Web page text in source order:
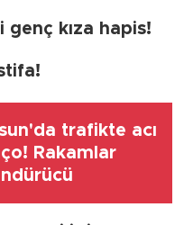
genç kıza hapis!
trafikte acı
Rakamlar